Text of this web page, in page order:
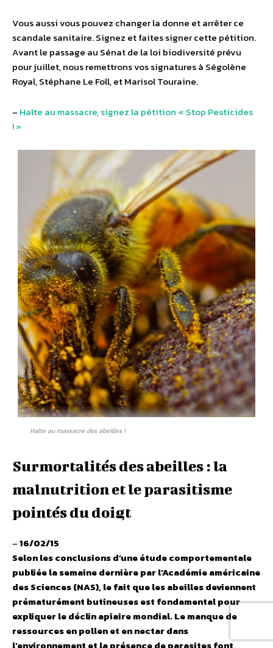
Vous aussi vous pouvez changer la donne et arrêter ce
scandale sanitaire. Signez et faites signer cette pétition.
Avant le passage au Sénat de la loi biodiversité prévu
pour juillet, nous remettrons vos signatures à Ségolène
Royal, Stéphane Le Foll, et Marisol Touraine.
– Halte au massacre, signez la pétition « Stop Pesticides
! »
Halte au massacre des abeilles !
Surmortalités des abeilles : la
malnutrition et le parasitisme
pointés du doigt
–16/02/15
Selon les conclusions d’une étude comportementale
publiée la semaine dernière par l’Académie américaine
des Sciences (NAS), le fait que les abeilles deviennent
prématurément butineuses est fondamental pour
expliquer le déclin apiaire mondial. Le manque de
ressources en pollen et en nectar dans
l’environnement et la présence de parasites font